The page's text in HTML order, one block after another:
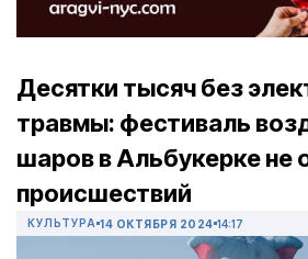
Десятки тысяч без
травмы: фестиваль
шаров в Альбукерке не
происшествий
КУЛЬТУРА 14 ОКТЯБРЯ 2024 14:17